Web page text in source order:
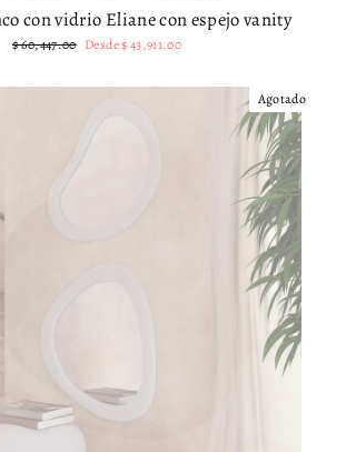
con vidrio Eliane con espejo vanity
Precio
$ 60,447.00 Precio
Desde$ 43,911.00
Agotado